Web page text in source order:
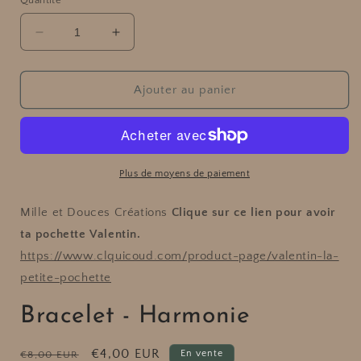
1
fenêtre
Réduire
la
quantité
Bracelet
Augmenter
la
quantité
Bracelet
Harmonie
Ajouter au panier
Plus de moyens de paiement
Mille et Douces Créations Clique sur ce lien pour avoir
ta pochette Valentin.
https://www.clquicoud.com/product-page/valentin-la-
petite-pochette
Bracelet - Harmonie
Prix
€8,00 EUR
Prix
€4,00 EUR En vente